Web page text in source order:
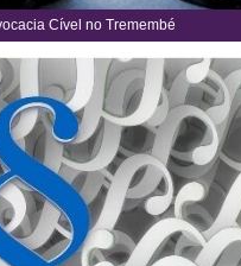
Cível no Tremembé